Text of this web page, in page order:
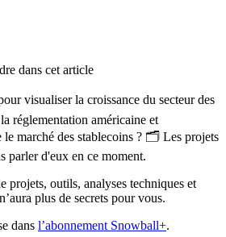
dans cet article
visualiser la croissance du secteur des
réglementation américaine et
le marché des stablecoins ? 🗂️ Les projets
parler d'eux en ce moment.
projets, outils, analyses techniques et
plus de secrets pour vous.
dans l’abonnement Snowball+.